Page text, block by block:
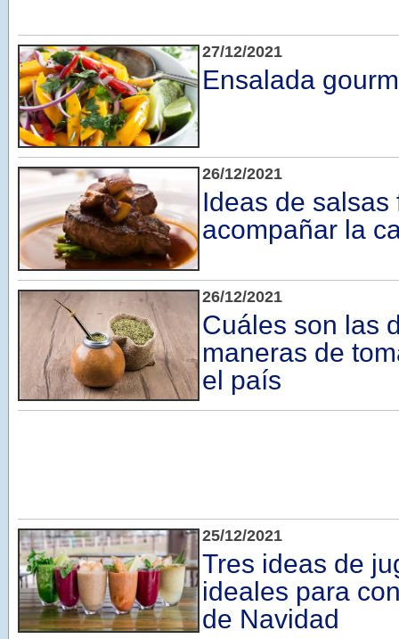
27/12/2021
Ensalada
26/12/2021
Ideas de salsas
acompañar la
26/12/2021
Cuáles son las
maneras de
el país
25/12/2021
Tres ideas de
ideales para
de Navidad